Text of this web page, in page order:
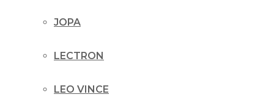
JOPA
LECTRON
LEO VINCE